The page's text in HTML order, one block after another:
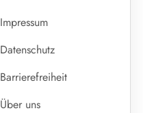
Impressum
Datenschutz
Barrierefreiheit
Über uns